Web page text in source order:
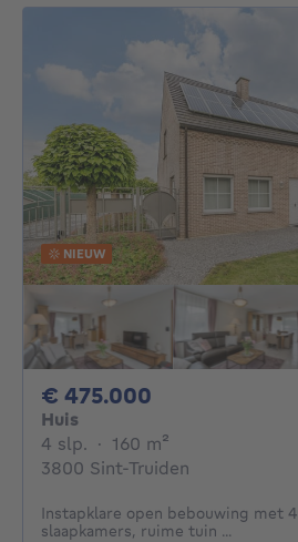
NIEUW
€ 475.000
Huis
4 slp. 4 slaapkamers
· 160 m²
3800 Sint-Truiden
Instapklare open bebouwing met 4
slaapkamers, ruime tuin ...